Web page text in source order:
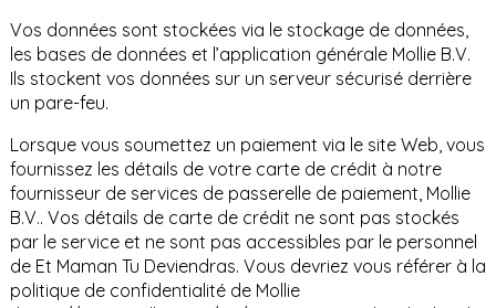
Vos données sont stockées via le stockage de données,
les bases de données et l’application générale Mollie B.V.
Ils stockent vos données sur un serveur sécurisé derrière
un pare-feu.
Lorsque vous soumettez un paiement via le site Web, vous
fournissez les détails de votre carte de crédit à notre
fournisseur de services de passerelle de paiement, Mollie
B.V.. Vos détails de carte de crédit ne sont pas stockés
par le service et ne sont pas accessibles par le personnel
de Et Maman Tu Deviendras. Vous devriez vous référer à la
politique de confidentialité de Mollie